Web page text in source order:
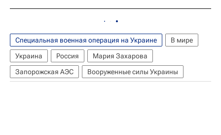
Специальная военная операция на Украине
В мире
Украина
Россия
Мария Захарова
Запорожская АЭС
Вооруженные силы Украины